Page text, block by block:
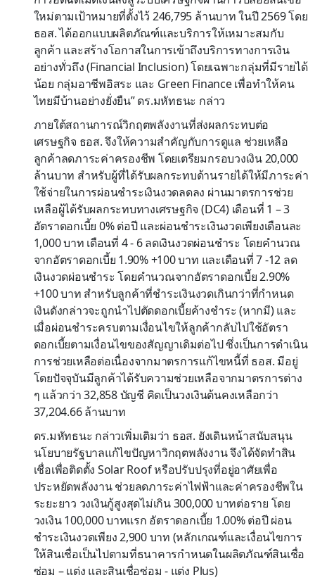
ใหม่ตามเป้าหมายที่ตั้งไว้ 246,795 ล้านบาท ในปี 2569 โดย
ธอส. ได้ออกแบบผลิตภัณฑ์และบริการให้เหมาะสมกับ
ลูกค้า และสร้างโอกาสในการเข้าถึงบริการทางการเงิน
อย่างทั่วถึง (Financial Inclusion) โดยเฉพาะกลุ่มที่มีรายได้
น้อย กลุ่มอาชีพอิสระ และ Green Finance เพื่อทำให้คน
ไทยมีบ้านอย่างยั่งยืน” ดร.มหัทธนะ กล่าว
ภายใต้สถานการณ์วิกฤตพลังงานที่ส่งผลกระทบต่อ
เศรษฐกิจ ธอส. จึงให้ความสำคัญกับการดูแล ช่วยเหลือ
ลูกค้าลดภาระค่าครองชีพ โดยเตรียมกรอบวงเงิน 20,000
ล้านบาท สำหรับผู้ที่ได้รับผลกระทบด้านรายได้ให้มีภาระค่า
ใช้จ่ายในการผ่อนชำระเงินงวดลดลง ผ่านมาตรการช่วย
เหลือผู้ได้รับผลกระทบทางเศรษฐกิจ (DC4) เดือนที่ 1 – 3
อัตราดอกเบี้ย 0% ต่อปี และผ่อนชำระเงินงวดเพียงเดือนละ
1,000 บาท เดือนที่ 4 - 6 ลดเงินงวดผ่อนชำระ โดยคำนวณ
จากอัตราดอกเบี้ย 1.90% +100 บาท และเดือนที่ 7 -12 ลด
เงินงวดผ่อนชำระ โดยคำนวณจากอัตราดอกเบี้ย 2.90%
+100 บาท สำหรับลูกค้าที่ชำระเงินงวดเกินกว่าที่กำหนด
เงินดังกล่าวจะถูกนำไปตัดดอกเบี้ยค้างชำระ (หากมี) และ
เมื่อผ่อนชำระครบตามเงื่อนไขให้ลูกค้ากลับไปใช้อัตรา
ดอกเบี้ยตามเงื่อนไขของสัญญาเดิมต่อไป ซึ่งเป็นการดำเนิน
การช่วยเหลือต่อเนื่องจากมาตรการแก้ไขหนี้ที่ ธอส. มีอยู่
โดยปัจจุบันมีลูกค้าได้รับความช่วยเหลือจากมาตรการต่าง
ๆ แล้วกว่า 32,858 บัญชี คิดเป็นวงเงินต้นคงเหลือกว่า
37,204.66 ล้านบาท
ดร.มหัทธนะ กล่าวเพิ่มเติมว่า ธอส. ยังเดินหน้าสนับสนุน
นโยบายรัฐบาลแก้ไขปัญหาวิกฤตพลังงาน จึงได้จัดทำสิน
เชื่อเพื่อติดตั้ง Solar Roof หรือปรับปรุงที่อยู่อาศัยเพื่อ
ประหยัดพลังงาน ช่วยลดภาระค่าไฟฟ้าและค่าครองชีพใน
ระยะยาว วงเงินกู้สูงสุดไม่เกิน 300,000 บาทต่อราย โดย
วงเงิน 100,000 บาทแรก อัตราดอกเบี้ย 1.00% ต่อปี ผ่อน
ชำระเงินงวดเพียง 2,900 บาท (หลักเกณฑ์และเงื่อนไขการ
ให้สินเชื่อเป็นไปตามที่ธนาคารกำหนดในผลิตภัณฑ์สินเชื่อ
ซ่อม – แต่ง และสินเชื่อซ่อม - แต่ง Plus)